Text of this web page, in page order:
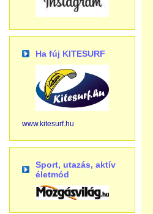
Ha fúj KITESURF
www.kitesurf.hu
Sport, utazás, aktív
életmód